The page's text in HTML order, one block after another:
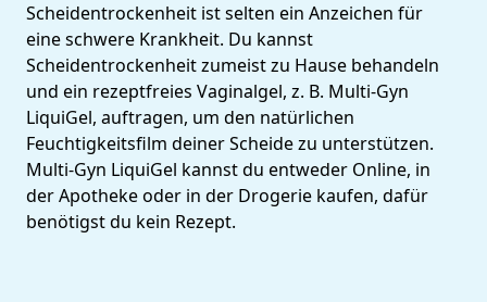
Scheidentrockenheit ist selten ein Anzeichen für
eine schwere Krankheit. Du kannst
Scheidentrockenheit zumeist zu Hause behandeln
und ein rezeptfreies Vaginalgel, z. B. Multi-Gyn
LiquiGel, auftragen, um den natürlichen
Feuchtigkeitsfilm deiner Scheide zu unterstützen.
Multi-Gyn LiquiGel kannst du entweder Online, in
der Apotheke oder in der Drogerie kaufen, dafür
benötigst du kein Rezept.